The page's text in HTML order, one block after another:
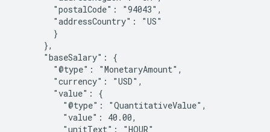
        "postalCode": "94043",
        "addressCountry": "US"
        }
      },
      "baseSalary": {
        "@type": "MonetaryAmount",
        "currency": "USD",
        "value": {
          "@type": "QuantitativeValue",
          "value": 40.00,
          "unitText": "HOUR"